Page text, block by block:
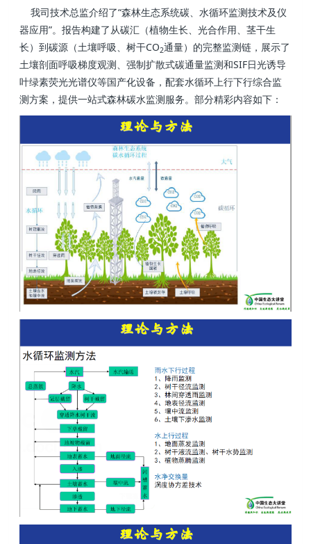
我司技术总监介绍了“森林生态系统碳、水循环监测技术及仪
器应用”。报告构建了从碳汇（植物生长、光合作用、茎干生
长）到碳源（土壤呼吸、树干CO2通量）的完整监测链，展示了
土壤剖面呼吸梯度观测、强制扩散式碳通量监测和SIF日光诱导
叶绿素荧光光谱仪等国产化设备，配套水循环上行下行综合监
测方案，提供一站式森林碳水监测服务。部分精彩内容如下：